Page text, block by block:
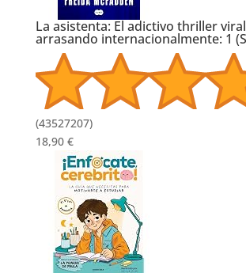
La asistenta: El adictivo thriller
arrasando internacionalmente: 1
(43527207)
18,90 €